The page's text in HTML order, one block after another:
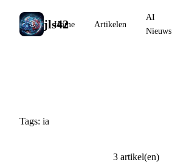
jls42
Home Artikelen
AI
Nieuws
Tags: ia
3 artikel(en)